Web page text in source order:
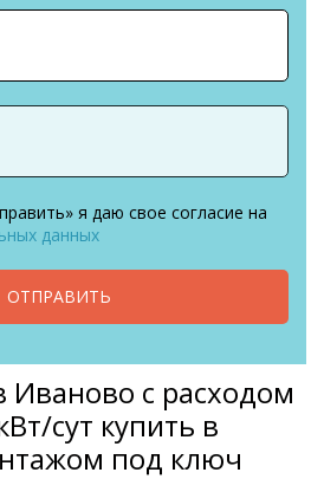
я даю свое согласие на
данных
ОТПРАВИТЬ
Иваново с расходом
сут купить в
под ключ